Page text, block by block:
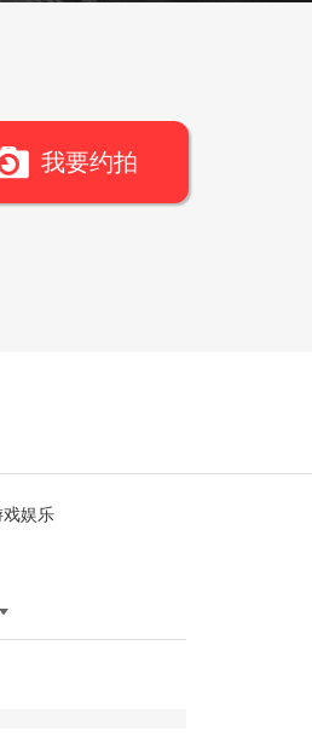
我要约拍
戏娱乐